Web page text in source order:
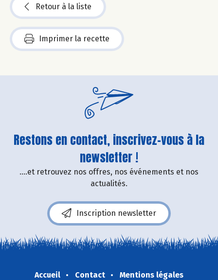
Retour à la liste
Imprimer la recette
Restons en contact, inscrivez-vous à la
newsletter !
....et retrouvez nos offres, nos événements et nos
actualités.
Inscription newsletter
Accueil Contact
Mentions légales